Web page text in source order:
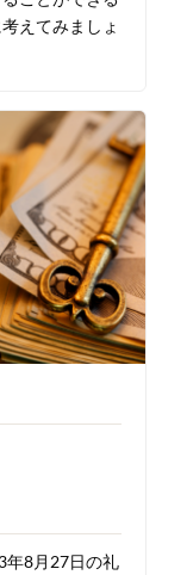
えてみましょ
年8月27日の礼